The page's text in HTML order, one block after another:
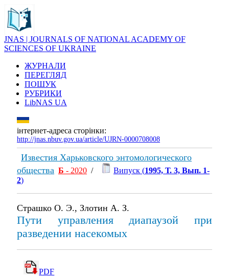
JNAS | JOURNALS OF NATIONAL ACADEMY OF
SCIENCES OF UKRAINE
ЖУРНАЛИ
ПЕРЕГЛЯД
ПОШУК
РУБРИКИ
LibNAS UA
інтернет-адреса сторінки:
http://jnas.nbuv.gov.ua/article/UJRN-0000708008
Известия Харьковского энтомологического
общества Б - 2020 / Випуск (1995, Т. 3, Вып. 1-
2)
Страшко О. Э., Злотин А. З.
Пути управления диапаузой при
разведении насекомых
PDF